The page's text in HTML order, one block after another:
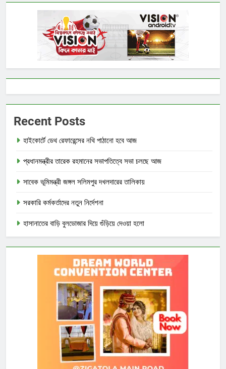
Recent Posts
হাইকোর্টে ডেথ রেফারেন্সের নথি পাঠানো হবে আজ
প্রধানমন্ত্রীর তারেক রহমানের সভাপতিত্বে সভা চলছে আজ
সাবেক ভূমিমন্ত্রী জঙ্গল সলিমপুর দখলদারের তালিকায়
সরকারি কর্মকর্তাদের নতুন নির্দেশনা
হাসানাতের বাড়ি বুলডোজার দিয়ে গুঁড়িয়ে দেওয়া হলো